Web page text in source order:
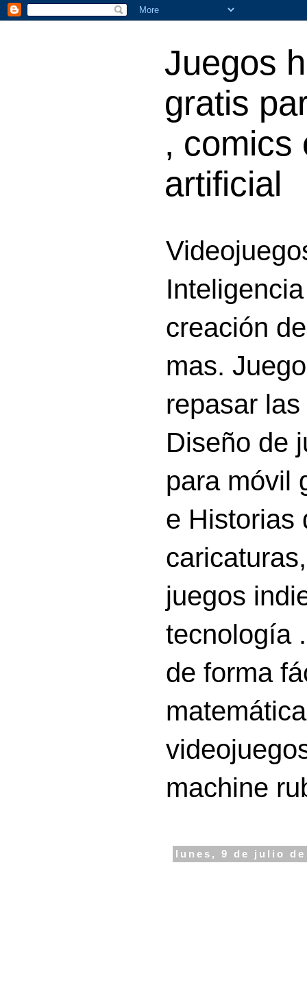
Juegos
gratis
, comics
artificial
creación
mas.
repasar
Diseño de
para móvil
e Historias
juegos
tecnología
de forma
machine
lunes, 9 de julio de